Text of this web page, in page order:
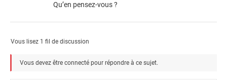
Qu’en pensez-vous ?
Vous lisez 1 fil de discussion
Vous devez être connecté pour répondre à ce sujet.